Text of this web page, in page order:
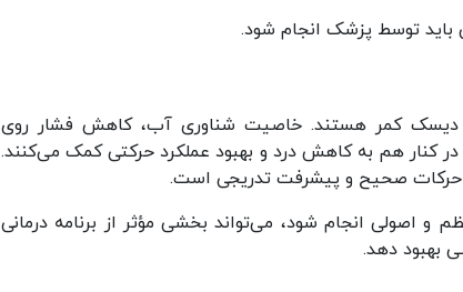
توسط پزشک انجام شود.
دیسک کمر هستند. خاصیت شناوری آب، کاهش فشار روی
کنار هم به کاهش درد و بهبود عملکرد حرکتی کمک می‌کنند.
حرکات صحیح و پیشرفت تدریجی است.
اصولی انجام شود، می‌تواند بخشی مؤثر از برنامه درمانی
بهبود دهد.